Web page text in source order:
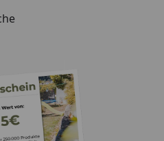
nicht nur Schutz
auch eine lange
Sicherheit auf der
die Qualität von
dem VALENTE Modell als
allen Wegen.